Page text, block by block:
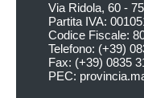
Via Ridola, 60 -
Partita IVA:
Codice Fiscale:
Telefono: (+39)
Fax: (+39) 0835
PEC: